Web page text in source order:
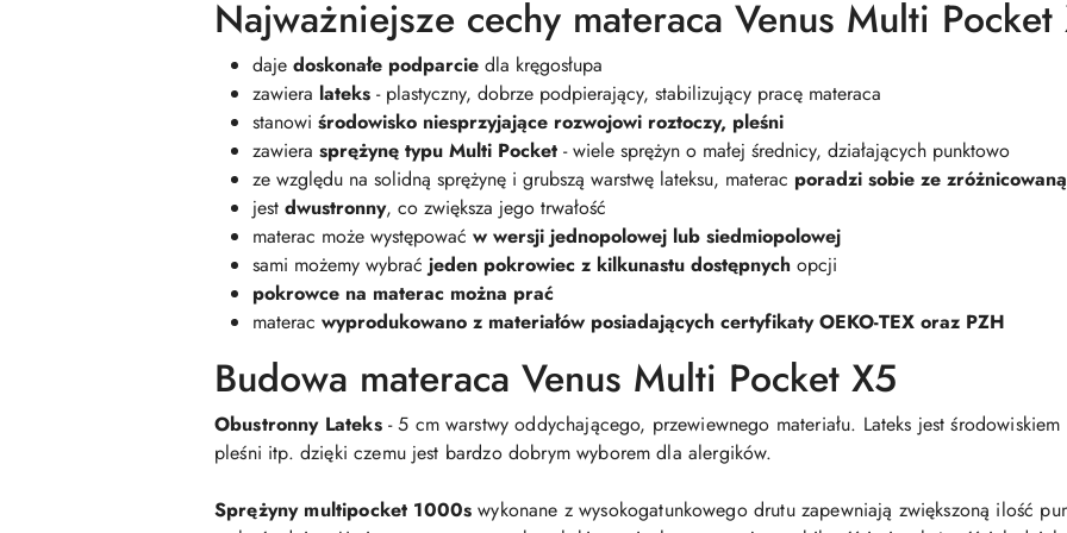
Najważniejsze cechy materaca Venus Multi Pocket
daje doskonałe podparcie dla kręgosłupa
zawiera lateks - plastyczny, dobrze podpierający, stabilizujący pracę materaca
stanowi środowisko niesprzyjające rozwojowi roztoczy, pleśni
zawiera sprężynę typu Multi Pocket - wiele sprężyn o małej średnicy, działających punktowo
ze względu na solidną sprężynę i grubszą warstwę lateksu, materac poradzi sobie ze
jest dwustronny, co zwiększa jego trwałość
materac może występować w wersji jednopolowej lub siedmiopolowej
sami możemy wybrać jeden pokrowiec z kilkunastu dostępnych opcji
pokrowce na materac można prać
materac wyprodukowano z materiałów posiadających certyfikaty OEKO-TEX oraz PZH
Budowa materaca Venus Multi Pocket X5
Obustronny Lateks- 5 cm warstwy oddychającego, przewiewnego materiału. Lateks jest
pleśni itp. dzięki czemu jest bardzo dobrym wyborem dla alergików.
Sprężyny multipocket 1000s wykonane z wysokogatunkowego drutu zapewniają zwiększoną ilość